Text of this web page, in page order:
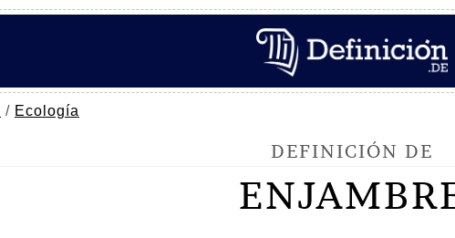
/ Ecología
DEFINICIÓN DE